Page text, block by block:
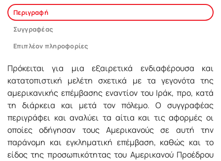
Περιγραφή
Συγγραφέας
Επιπλέον πληροφορίες
Πρόκειται για μια εξαιρετικά ενδιαφέρουσα και
κατατοπιστική μελέτη σχετικά με τα γεγονότα της
αμερικανικής επέμβασης εναντίον του Ιράκ, προ, κατά
τη διάρκεια και μετά τον πόλεμο. Ο συγγραφέας
περιγράφει και αναλύει τα αίτια και τις αφορμές οι
οποίες οδήγησαν τους Αμερικανούς σε αυτή την
παράνομη και εγκληματική επέμβαση, καθώς και το
είδος της προσωπικότητας του Αμερικανού Προέδρου